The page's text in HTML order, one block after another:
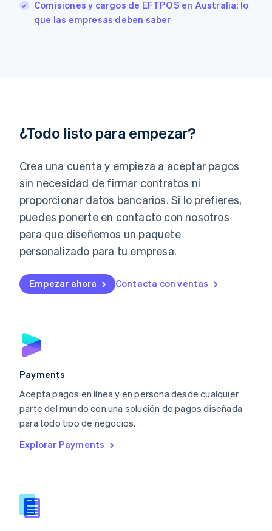
Comisiones y cargos de EFTPOS en Australia: lo
que las empresas deben saber
¿Todo listo para empezar?
Crea una cuenta y empieza a aceptar pagos
sin necesidad de firmar contratos ni
proporcionar datos bancarios. Si lo prefieres,
puedes ponerte en contacto con nosotros
para que diseñemos un paquete
personalizado para tu empresa.
Empezar ahora Contacta con ventas
Payments
Acepta pagos en línea y en persona desde cualquier
parte del mundo con una solución de pagos diseñada
para todo tipo de negocios.
Explorar Payments
EnglishSvenska
Francia
Français English
Irlanda
Italia
English
Japón
日本語English
Letonia
Liechtenstein
DeutschEnglish
English
Luxemburgo
Malta
English
EspañolEnglish
English
Nueva Zelandia
English
NederlandsEnglish
Português
RAE de Hong Kong, China